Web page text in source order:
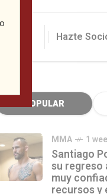
Hazte
POPULAR
MMA 1
Santiago
su regreso
muy
recursos y